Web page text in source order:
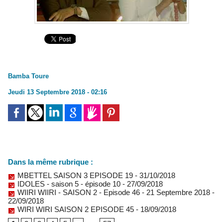
Bamba Toure
Jeudi 13 Septembre 2018 - 02:16
Dans la même rubrique :
MBETTEL SAISON 3 EPISODE 19 - 31/10/2018
IDOLES - saison 5 - épisode 10 - 27/09/2018
WIIRI WIIRI - SAISON 2 - Episode 46 - 21 Septembre 2018 -
22/09/2018
WIRI WIRI SAISON 2 EPISODE 45 - 18/09/2018